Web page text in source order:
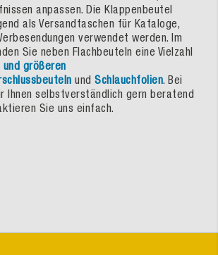
anpassen. Die Klappenbeutel
als Versandtaschen für Kataloge,
verwendet werden. Im
Sie neben Flachbeuteln eine Vielzahl
und größeren
und Schlauchfolien. Bei
Ihnen selbstverständlich gern beratend
Sie uns einfach.